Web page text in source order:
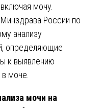
мочу.
России по
анализу
определяющие
к выявлению
моче.
мочи на